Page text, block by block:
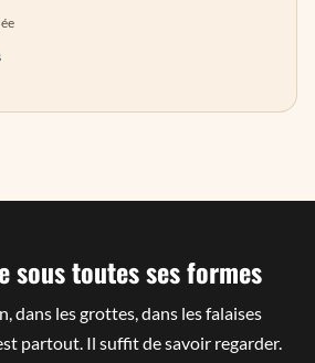
sous toutes ses formes
dans les grottes, dans les falaises
partout. Il suffit de savoir regarder.